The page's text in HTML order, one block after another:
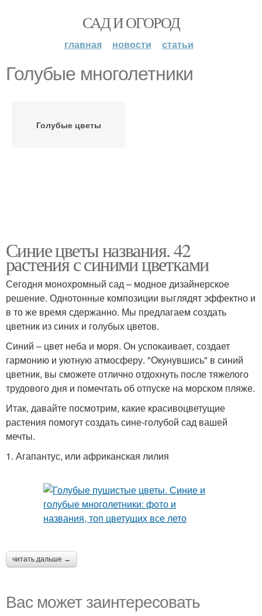
САД И ОГОРОД
главная новости статьи
Голубые многолетники
Голубые цветы
Синие цветы названия. 42
растения с синими цветками
Сегодня монохромный сад – модное дизайнерское
решение. Однотонные композиции выглядят эффектно и
в то же время сдержанно. Мы предлагаем создать
цветник из синих и голубых цветов.
Синий – цвет неба и моря. Он успокаивает, создает
гармонию и уютную атмосферу. "Окунувшись" в синий
цветник, вы сможете отлично отдохнуть после тяжелого
трудового дня и помечтать об отпуске на морском пляже.
Итак, давайте посмотрим, какие красивоцветущие
растения помогут создать сине-голубой сад вашей
мечты.
1. Агапантус, или африканская лилия
читать дальше →
Вас может заинтересовать